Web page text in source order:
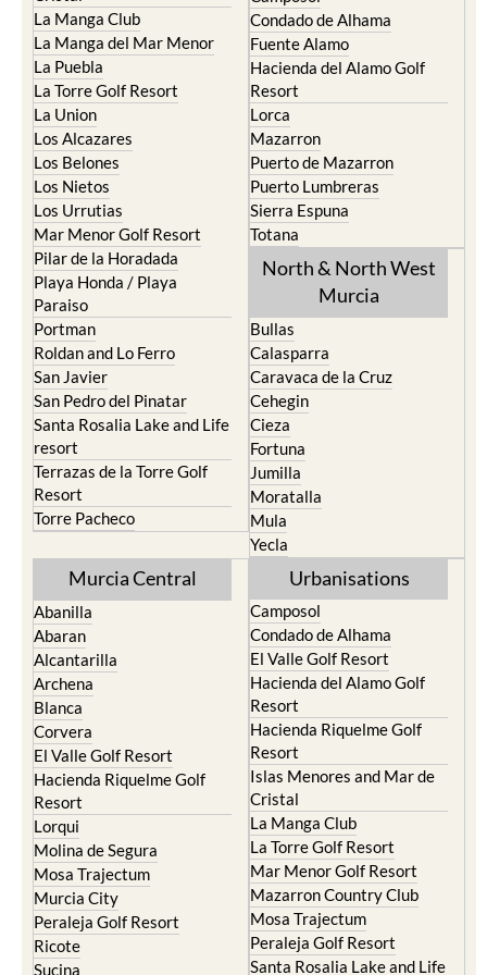
La Manga Club
La Manga del Mar Menor
La Puebla
La Torre Golf Resort
La Union
Los Alcazares
Los Belones
Los Nietos
Los Urrutias
Mar Menor Golf Resort
Pilar de la Horadada
Playa Honda / Playa
Paraiso
Portman
Roldan and Lo Ferro
San Javier
San Pedro del Pinatar
Santa Rosalia Lake and Life
resort
Terrazas de la Torre Golf
Resort
Torre Pacheco
Condado de Alhama
Fuente Alamo
Hacienda del Alamo Golf
Resort
Lorca
Mazarron
Puerto de Mazarron
Puerto Lumbreras
Sierra Espuna
Totana
North & North West
Murcia
Bullas
Calasparra
Caravaca de la Cruz
Cehegin
Cieza
Fortuna
Jumilla
Moratalla
Mula
Yecla
Murcia Central
Abanilla
Abaran
Alcantarilla
Archena
Blanca
Corvera
El Valle Golf Resort
Hacienda Riquelme Golf
Resort
Lorqui
Molina de Segura
Mosa Trajectum
Murcia City
Peraleja Golf Resort
Ricote
Sucina
Urbanisations
Camposol
Condado de Alhama
El Valle Golf Resort
Hacienda del Alamo Golf
Resort
Hacienda Riquelme Golf
Resort
Islas Menores and Mar de
Cristal
La Manga Club
La Torre Golf Resort
Mar Menor Golf Resort
Mazarron Country Club
Mosa Trajectum
Peraleja Golf Resort
Santa Rosalia Lake and Life